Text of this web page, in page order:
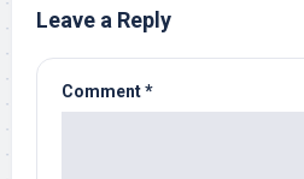
Leave a Reply
Comment*